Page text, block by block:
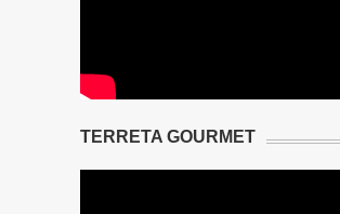
TERRETA GOURMET